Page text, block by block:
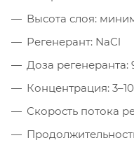
Высота слоя:
Регенерант: NaCl
Доза регенеранта:
Концентрация:
Скорость потока